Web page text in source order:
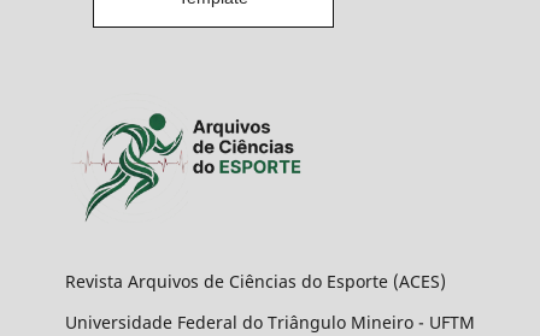
Revista Arquivos de Ciências do Esporte (ACES)
Universidade Federal do Triângulo Mineiro - UFTM